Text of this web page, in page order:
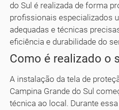
do Sul é realizada de forma
profissionais especializados
adequadas e técnicas
eficiência e durabilidade do
Como é realizado o
A instalação da tela de
Campina Grande do Sul
técnica ao local. Durante